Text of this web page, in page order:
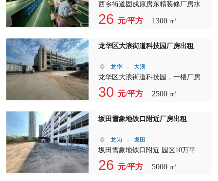
西乡街道固戍原房东精装修厂房水电
齐全，配套设施完善，精装修设计，
面积1300平方米。
26 元/平方 1300 ㎡
龙华区大浪街道科技园厂房出租
龙华 - 大浪
龙华区大浪街道科技园，一楼厂房
2800平，特价…特价…特价22/平，
有红本，有消防，园区空地大，大车
30 元/平方 2500 ㎡
坂田雪象地铁口附近厂房出租
龙岗 - 坂田
坂田雪象地铁口附近 园区10万平单
层5000平大型园区出租，大小可分
租，适合仓库，电商贸易，研发办
26 元/平方 5000 ㎡